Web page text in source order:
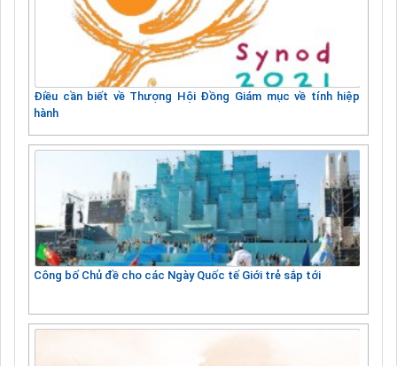
Điều cần biết về Thượng Hội Đồng Giám mục về tính hiệp
hành
Công bố Chủ đề cho các Ngày Quốc tế Giới trẻ sắp tới